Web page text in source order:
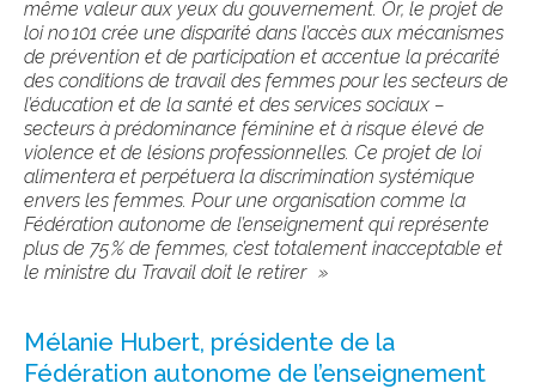
même valeur aux yeux du gouvernement. Or, le projet de
loi no101 crée une disparité dans l’accès aux mécanismes
de prévention et de participation et accentue la précarité
des conditions de travail des femmes pour les secteurs de
l’éducation et de la santé et des services sociaux –
secteurs à prédominance féminine et à risque élevé de
violence et de lésions professionnelles. Ce projet de loi
alimentera et perpétuera la discrimination systémique
envers les femmes. Pour une organisation comme la
Fédération autonome de l’enseignement qui représente
plus de 75 % de femmes, c’est totalement inacceptable et
le ministre du Travail doit le retirer »
Mélanie Hubert, présidente de la
Fédération autonome de l’enseignement